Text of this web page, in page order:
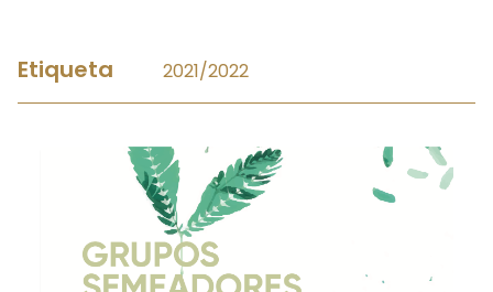
Etiqueta 2021/2022